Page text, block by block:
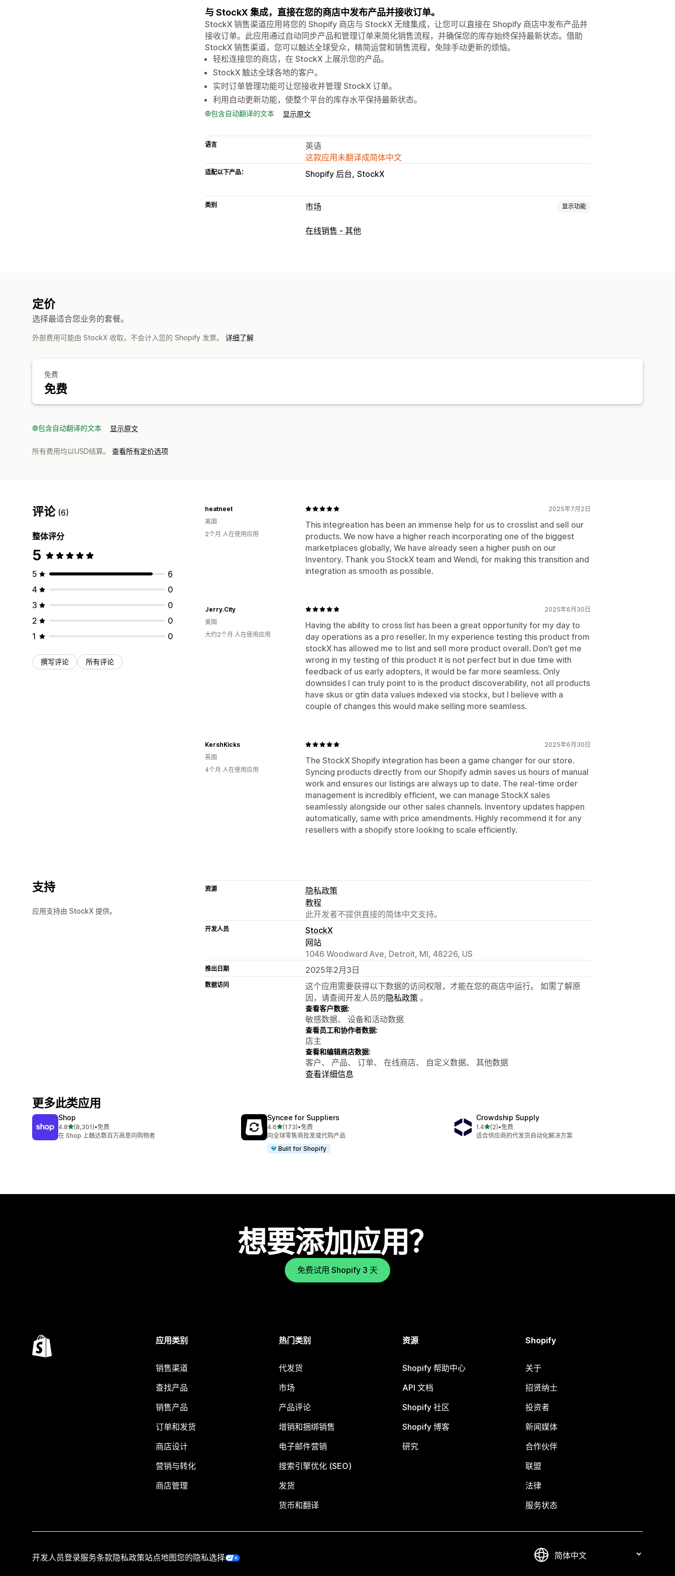
与 StockX 集成，直接在您的商店中发布产品并接收订单。
StockX 销售渠道应用将您的 Shopify 商店与 StockX 无缝集成，让您可以直接在 Shopify 商店中发布产品并
接收订单。此应用通过自动同步产品和管理订单来简化销售流程，并确保您的库存始终保持最新状态。借助
StockX 销售渠道，您可以触达全球受众，精简运营和销售流程，免除手动更新的烦恼。
轻松连接您的商店，在 StockX 上展示您的产品。
StockX 触达全球各地的客户。
实时订单管理功能可让您接收并管理 StockX 订单。
利用自动更新功能，使整个平台的库存水平保持最新状态。
包含自动翻译的文本 显示原文
语言
英语
这款应用未翻译成简体中文
适配以下产品： Shopify 后台 StockX
类别 市场 显示功能
产品页面管理
在线销售 - 其他
定价
选择最适合您业务的套餐。
外部费用可能由 StockX 收取，不会计入您的 Shopify 发票。 详细了解
免费
免费
包含自动翻译的文本 显示原文
所有费用均以USD结算。 查看所有定价选项
评论 (6)
整体评分
5
5
6
4
0
3
0
2
0
1
0
撰写评论 所有评论
2025年7月2日
This integreation has been an immense help for us to crosslist and sell our
products. We now have a higher reach incorporating one of the biggest
marketplaces globally, We have already seen a higher push on our
Inventory. Thank you StockX team and Wendi, for making this transition and
integration as smooth as possible.
heatneet
美国
2个月 人在使用应用
2025年6月30日
Having the ability to cross list has been a great opportunity for my day to
day operations as a pro reseller. In my experience testing this product from
stockX has allowed me to list and sell more product overall. Don’t get me
wrong in my testing of this product it is not perfect but in due time with
feedback of us early adopters, it would be far more seamless. Only
downsides I can truly point to is the product discoverability, not all products
have skus or gtin data values indexed via stockx, but I believe with a
couple of changes this would make selling more seamless.
Jerry.City
美国
大约2个月 人在使用应用
2025年6月30日
The StockX Shopify integration has been a game changer for our store.
Syncing products directly from our Shopify admin saves us hours of manual
work and ensures our listings are always up to date. The real-time order
management is incredibly efficient, we can manage StockX sales
seamlessly alongside our other sales channels. Inventory updates happen
automatically, same with price amendments. Highly recommend it for any
resellers with a shopify store looking to scale efficiently.
KershKicks
英国
4个月 人在使用应用
支持
应用支持由 StockX 提供。
资源
隐私政策
教程
此开发者不提供直接的简体中文支持。
开发人员
StockX
网站
1046 Woodward Ave, Detroit, MI, 48226, US
推出日期 2025年2月3日
数据访问
这个应用需要获得以下数据的访问权限，才能在您的商店中运行。 如需了解原
因，请查阅开发人员的隐私政策 。
查看客户数据:
敏感数据、 设备和活动数据
查看员工和协作者数据:
店主
查看和编辑商店数据:
客户、 产品、 订单、 在线商店、 自定义数据、 其他数据
查看详细信息
更多此类应用
Shop
4.8星（满分 5 星）
(8,301)
总共 8301 条评论
•免费
在 Shop 上触达数百万高意向购物者
Syncee for Suppliers
4.6星（满分 5 星）
(173)
总共 173 条评论
•免费
向全球零售商批发或代购产品
Built for Shopify
Crowdship Supply
1.4星（满分 5 星）
(2)
总共 2 条评论
•免费
适合供应商的代发货自动化解决方案
想要添加应用？
免费试用 Shopify 3 天
应用类别
销售渠道
查找产品
销售产品
订单和发货
商店设计
营销与转化
商店管理
热门类别
代发货
市场
产品评论
增销和捆绑销售
电子邮件营销
搜索引擎优化 (SEO)
发货
货币和翻译
资源
Shopify 帮助中心
API 文档
Shopify 社区
Shopify 博客
研究
Shopify
关于
招贤纳士
投资者
新闻媒体
合作伙伴
联盟
法律
服务状态
开发人员登录服务条款隐私政策站点地图您的隐私选择